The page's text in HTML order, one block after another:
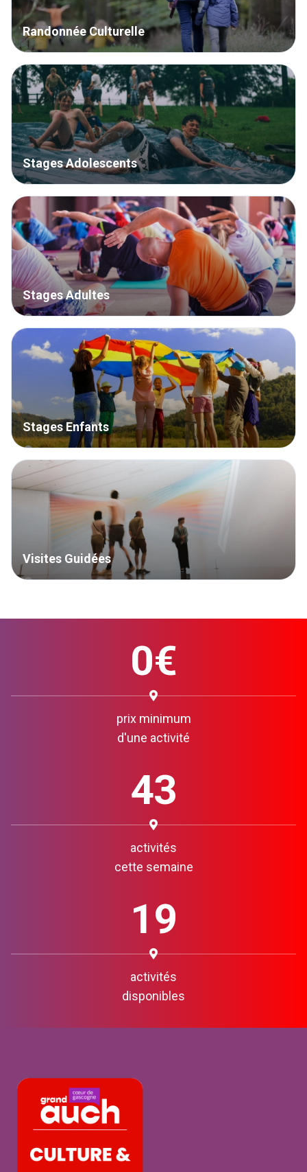
Randonnée Culturelle
Stages Adolescents
Stages Adultes
Stages Enfants
Visites Guidées
0€
prix minimum
d'une activité
43
activités
cette semaine
19
activités
disponibles